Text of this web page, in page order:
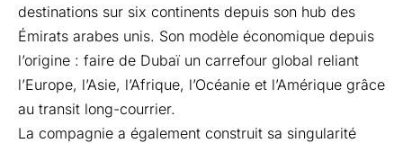
destinations sur six continents depuis son hub des
Émirats arabes unis. Son modèle économique depuis
l’origine : faire de Dubaï un carrefour global reliant
l’Europe, l’Asie, l’Afrique, l’Océanie et l’Amérique grâce
au transit long-courrier.
La compagnie a également construit sa singularité